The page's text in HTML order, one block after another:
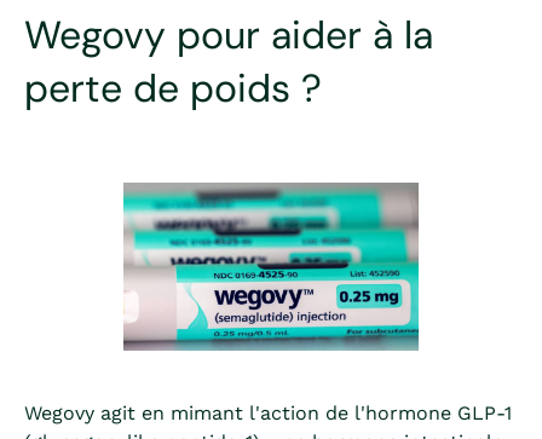
Wegovy pour aider à la
perte de poids ?
Wegovy agit en mimant l'action de l'hormone GLP-1